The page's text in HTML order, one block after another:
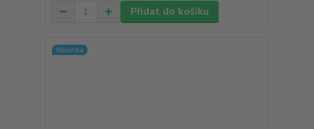
Přidat do košíku
Novinka